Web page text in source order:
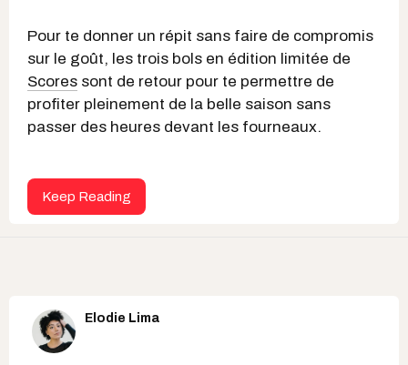
Pour te donner un répit sans faire de compromis
sur le goût, les trois bols en édition limitée de
Scores sont de retour pour te permettre de
profiter pleinement de la belle saison sans
passer des heures devant les fourneaux.
Keep Reading
Elodie Lima